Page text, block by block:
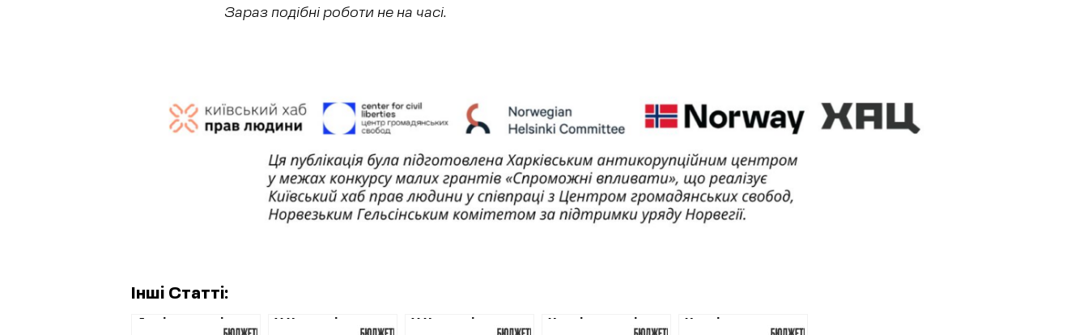
Зараз подібні роботи не на часі.
Інші Статті:
Архітектурні
У Харкові
У Харкові
Харківська міська
Харківська